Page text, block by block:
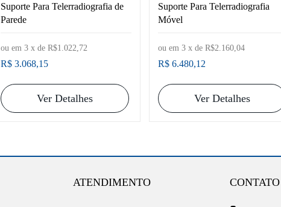
Suporte Para Telerradiografia de
Parede
R$ 3.068,15
ou em3 x deR$1.022,72
Ver Detalhes
Suporte Para Telerradiografia
Móvel
R$ 6.480,12
ou em 3 x de R$2.160,04
Ver Detalhes
ATENDIMENTO CONTATO